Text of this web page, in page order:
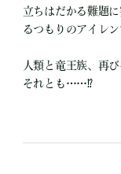
立ちはだかる難題
るつもりのアイレ
人類と竜王族、再
それとも……⁉